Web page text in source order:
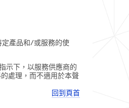
定產品和/或服務的使
示下，以服務供應商的
處理，而不適用於本聲
回到頁首